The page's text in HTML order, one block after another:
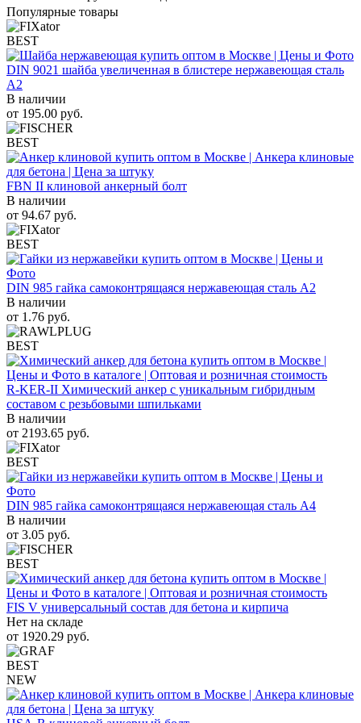
Популярные товары
BEST
DIN 9021 шайба увеличенная в блистере нержавеющая сталь
A2
В наличии
от 195.00 руб.
BEST
FBN II клиновой анкерный болт
В наличии
от 94.67 руб.
BEST
DIN 985 гайка самоконтрящаяся нержавеющая сталь A2
В наличии
от 1.76 руб.
BEST
R-KER-II Химический анкер с уникальным гибридным
составом с резьбовыми шпильками
В наличии
от 2193.65 руб.
BEST
DIN 985 гайка самоконтрящаяся нержавеющая сталь A4
В наличии
от 3.05 руб.
BEST
FIS V универсальный состав для бетона и кирпича
Нет на складе
от 1920.29 руб.
BEST
NEW